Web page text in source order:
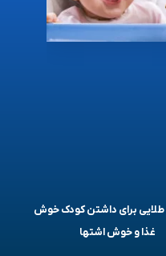
طلایی برای داشتن کودک خوش
غذا و خوش اشتها